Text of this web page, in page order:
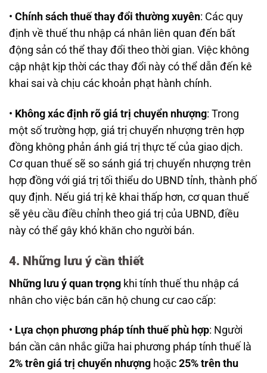
• Chính sách thuế thay đổi thường xuyên: Các quy
định về thuế thu nhập cá nhân liên quan đến bất
động sản có thể thay đổi theo thời gian. Việc không
cập nhật kịp thời các thay đổi này có thể dẫn đến kê
khai sai và chịu các khoản phạt hành chính.
• Không xác định rõ giá trị chuyển nhượng: Trong
một số trường hợp, giá trị chuyển nhượng trên hợp
đồng không phản ánh giá trị thực tế của giao dịch.
Cơ quan thuế sẽ so sánh giá trị chuyển nhượng trên
hợp đồng với giá trị tối thiểu do UBND tỉnh, thành phố
quy định. Nếu giá trị kê khai thấp hơn, cơ quan thuế
sẽ yêu cầu điều chỉnh theo giá trị của UBND, điều
này có thể gây khó khăn cho người bán.
4. Những lưu ý cần thiết
Những lưu ý quan trọng khi tính thuế thu nhập cá
nhân cho việc bán căn hộ chung cư cao cấp:
• Lựa chọn phương pháp tính thuế phù hợp: Người
bán cần cân nhắc giữa hai phương pháp tính thuế là
2% trên giá trị chuyển nhượng hoặc 25% trên thu